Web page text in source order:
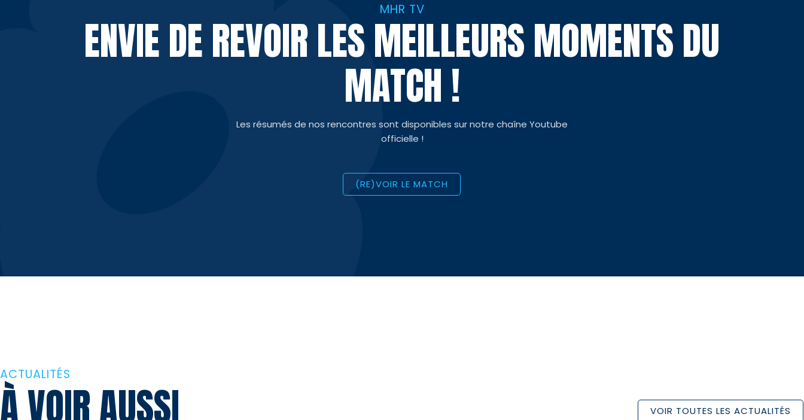
MHR TV
ENVIE DE REVOIR LES MEILLEURS MOMENTS DU
MATCH !
Les résumés de nos rencontres sont disponibles sur notre chaîne Youtube
officielle !
(RE)VOIR LE MATCH
ACTUALITÉS
À VOIR AUSSI VOIR TOUTES LES ACTUALITÉS